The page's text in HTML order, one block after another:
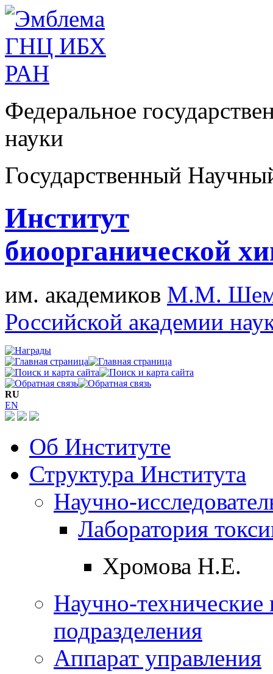
Федеральное
науки
Государственный
Институт
биоорганической
им. академиков М.М.
Российской академии
RU
EN
Об Институте
Структура Института
Научно-
Лаборатория
Хромова Н.Е.
Научно-технические
подразделения
Аппарат управления